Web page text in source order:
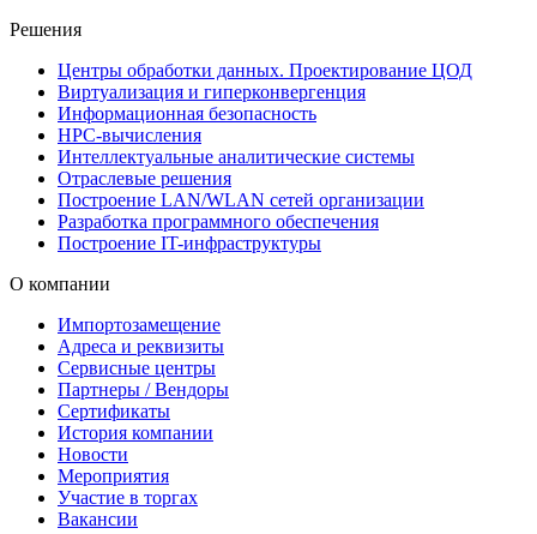
Решения
Центры обработки данных. Проектирование ЦОД
Виртуализация и гиперконвергенция
Информационная безопасность
HPC-вычисления
Интеллектуальные аналитические системы
Отраслевые решения
Построение LAN/WLAN сетей организации
Разработка программного обеспечения
Построение IT-инфраструктуры
О компании
Импортозамещение
Адреса и реквизиты
Сервисные центры
Партнеры / Вендоры
Сертификаты
История компании
Новости
Мероприятия
Участие в торгах
Вакансии